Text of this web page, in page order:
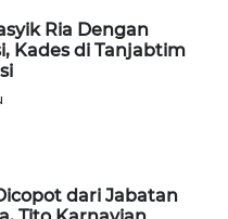
Ria Dengan
Kades di Tanjabtim
dari Jabatan